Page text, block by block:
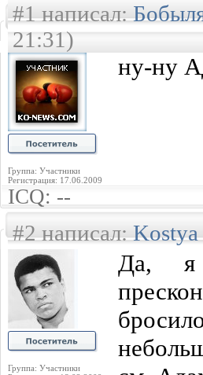
#1 написал:
21:31)
Группа: Участники
Регистрация: 17.06.2009
ну-ну
ICQ: --
#2 написал:Kostya
Группа: Участники
Да, я